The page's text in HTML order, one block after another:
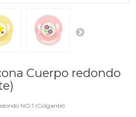
Cuerpo redondo
NO:1 (Colgante)